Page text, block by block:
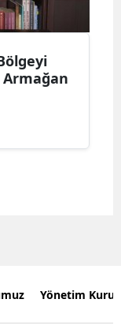
Armağan
Yönetim